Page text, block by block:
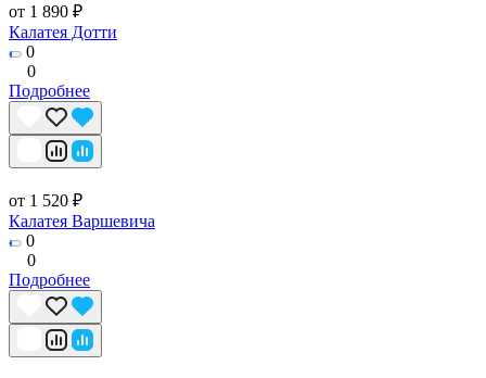
от 1 890 ₽
Калатея Дотти
0
0
Подробнее
от 1 520 ₽
Калатея Варшевича
0
0
Подробнее